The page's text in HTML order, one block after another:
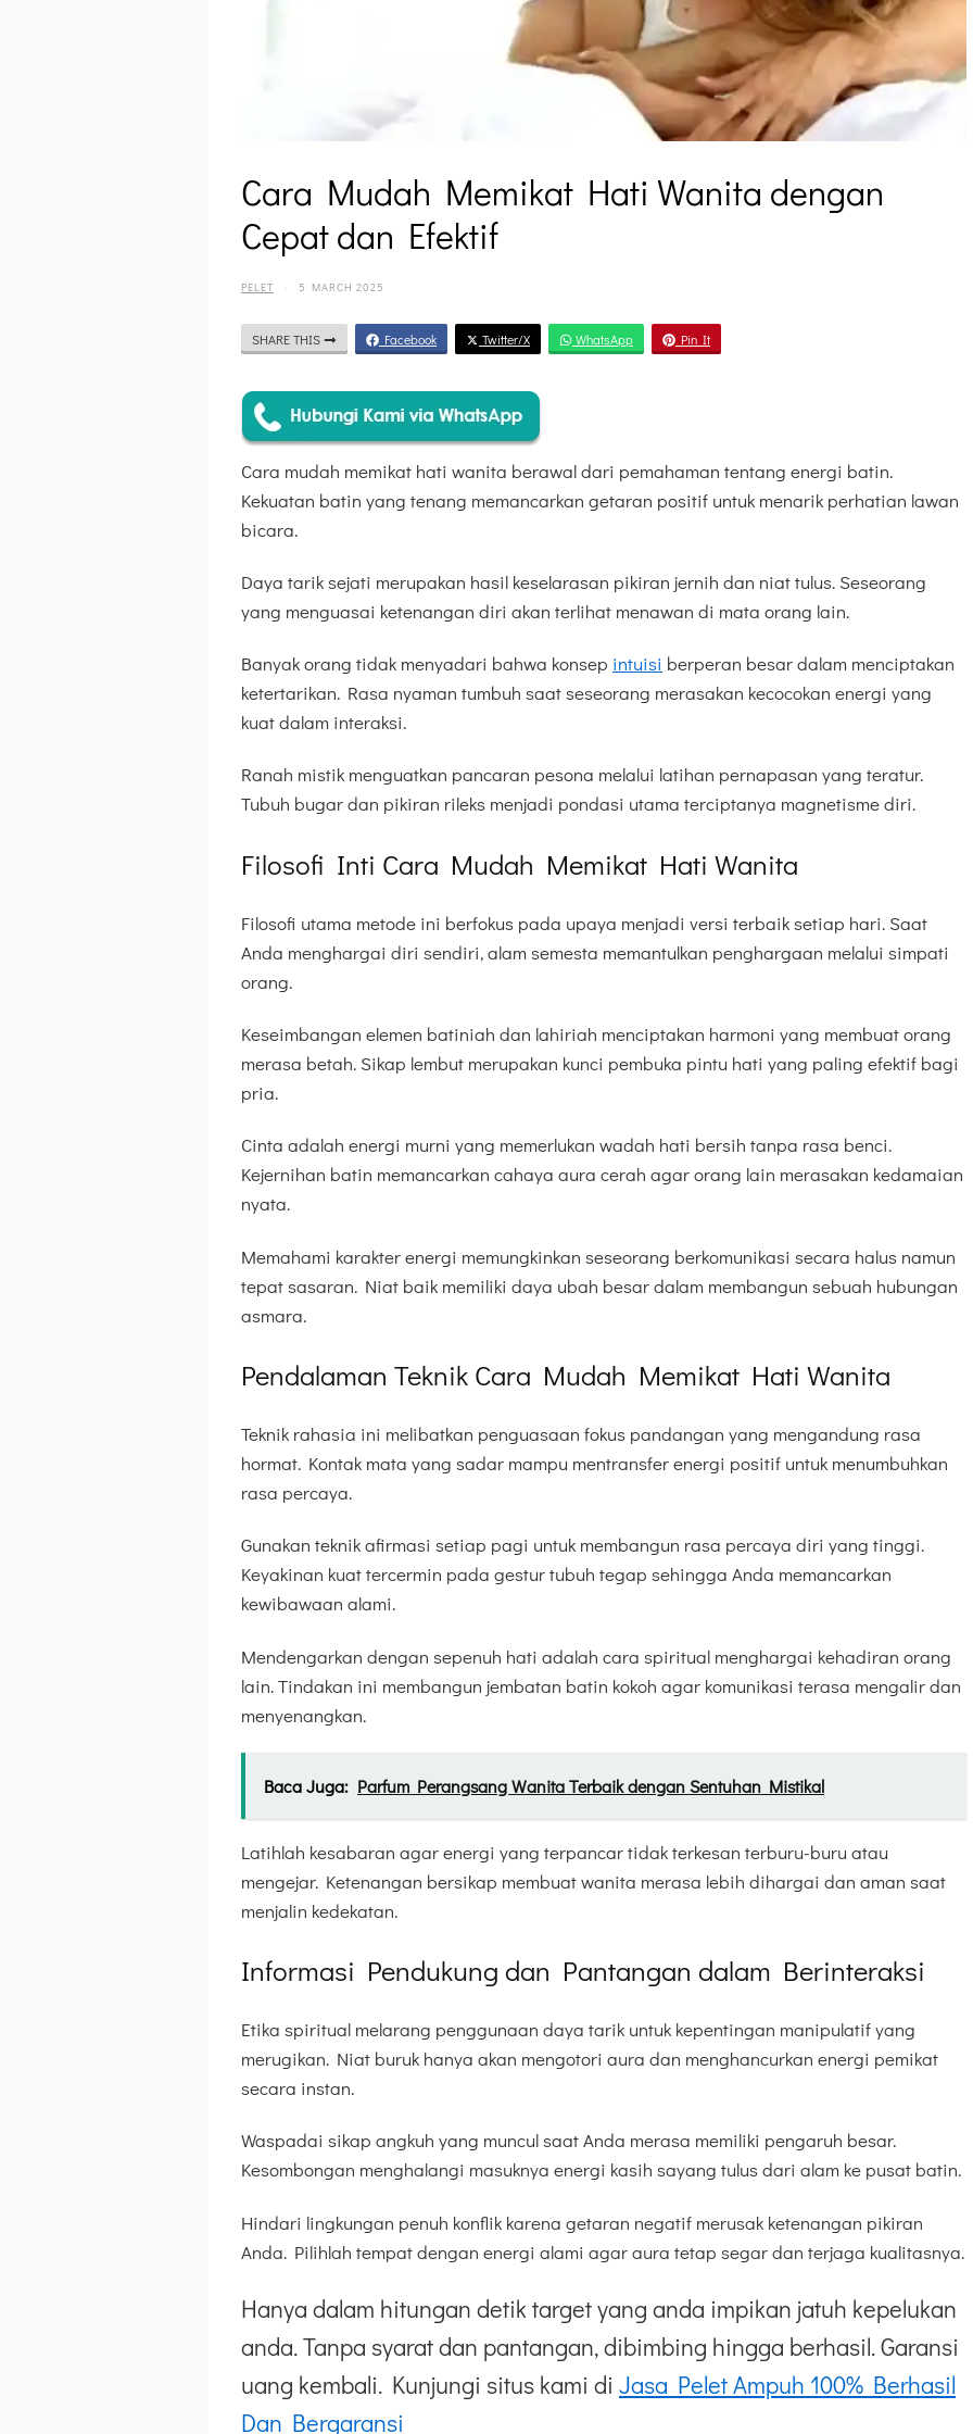
Cara Mudah Memikat Hati Wanita dengan
Cepat dan Efektif
PELET · 5 MARCH 2025
SHARE THIS Facebook Twitter/X WhatsApp Pin It
Cara mudah memikat hati wanita berawal dari pemahaman tentang energi batin.
Kekuatan batin yang tenang memancarkan getaran positif untuk menarik perhatian lawan
bicara.
Daya tarik sejati merupakan hasil keselarasan pikiran jernih dan niat tulus. Seseorang
yang menguasai ketenangan diri akan terlihat menawan di mata orang lain.
Banyak orang tidak menyadari bahwa konsep intuisi berperan besar dalam menciptakan
ketertarikan. Rasa nyaman tumbuh saat seseorang merasakan kecocokan energi yang
kuat dalam interaksi.
Ranah mistik menguatkan pancaran pesona melalui latihan pernapasan yang teratur.
Tubuh bugar dan pikiran rileks menjadi pondasi utama terciptanya magnetisme diri.
Filosofi Inti Cara Mudah Memikat Hati Wanita
Filosofi utama metode ini berfokus pada upaya menjadi versi terbaik setiap hari. Saat
Anda menghargai diri sendiri, alam semesta memantulkan penghargaan melalui simpati
orang.
Keseimbangan elemen batiniah dan lahiriah menciptakan harmoni yang membuat orang
merasa betah. Sikap lembut merupakan kunci pembuka pintu hati yang paling efektif bagi
pria.
Cinta adalah energi murni yang memerlukan wadah hati bersih tanpa rasa benci.
Kejernihan batin memancarkan cahaya aura cerah agar orang lain merasakan kedamaian
nyata.
Memahami karakter energi memungkinkan seseorang berkomunikasi secara halus namun
tepat sasaran. Niat baik memiliki daya ubah besar dalam membangun sebuah hubungan
asmara.
Pendalaman Teknik Cara Mudah Memikat Hati Wanita
Teknik rahasia ini melibatkan penguasaan fokus pandangan yang mengandung rasa
hormat. Kontak mata yang sadar mampu mentransfer energi positif untuk menumbuhkan
rasa percaya.
Gunakan teknik afirmasi setiap pagi untuk membangun rasa percaya diri yang tinggi.
Keyakinan kuat tercermin pada gestur tubuh tegap sehingga Anda memancarkan
kewibawaan alami.
Mendengarkan dengan sepenuh hati adalah cara spiritual menghargai kehadiran orang
lain. Tindakan ini membangun jembatan batin kokoh agar komunikasi terasa mengalir dan
menyenangkan.
Baca Juga: Parfum Perangsang Wanita Terbaik dengan Sentuhan Mistikal
Latihlah kesabaran agar energi yang terpancar tidak terkesan terburu-buru atau
mengejar. Ketenangan bersikap membuat wanita merasa lebih dihargai dan aman saat
menjalin kedekatan.
Informasi Pendukung dan Pantangan dalam Berinteraksi
Etika spiritual melarang penggunaan daya tarik untuk kepentingan manipulatif yang
merugikan. Niat buruk hanya akan mengotori aura dan menghancurkan energi pemikat
secara instan.
Waspadai sikap angkuh yang muncul saat Anda merasa memiliki pengaruh besar.
Kesombongan menghalangi masuknya energi kasih sayang tulus dari alam ke pusat batin.
Hindari lingkungan penuh konflik karena getaran negatif merusak ketenangan pikiran
Anda. Pilihlah tempat dengan energi alami agar aura tetap segar dan terjaga kualitasnya.
Hanya dalam hitungan detik target yang anda impikan jatuh kepelukan
anda. Tanpa syarat dan pantangan, dibimbing hingga berhasil. Garansi
uang kembali. Kunjungi situs kami di Jasa Pelet Ampuh 100% Berhasil
Dan Bergaransi